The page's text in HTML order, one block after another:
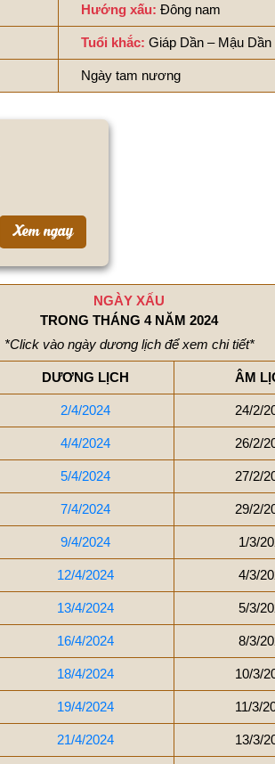
Hướng xấu: Đông nam
Tuổi khắc: Giáp Dần – Mậu Dần
Ngày tam nương
NGÀY XẤU
TRONG THÁNG 4 NĂM 2024
*Click vào ngày dương lịch để xem chi tiết*
DƯƠNG LỊCH ÂM
2/4/2024 24/2/
4/4/2024 26/2/
5/4/2024 27/2/
7/4/2024 29/2/
9/4/2024 1/3/
12/4/2024 4/3/
13/4/2024 5/3/
16/4/2024 8/3/
18/4/2024 10/3/
19/4/2024 11/3/
21/4/2024 13/3/